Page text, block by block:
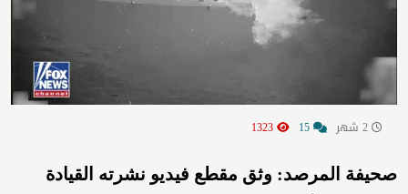
صحيفة المرصد: وثق مقطع فيديو نشرته القيادة